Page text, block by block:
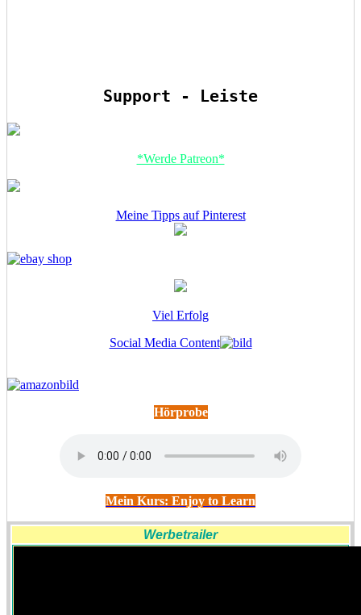
Support - Leiste
*Werde Patreon*
Meine Tipps auf Pinterest
Viel Erfolg
Social Media Content
Hörprobe
Mein Kurs: Enjoy to Learn
Werbetrailer